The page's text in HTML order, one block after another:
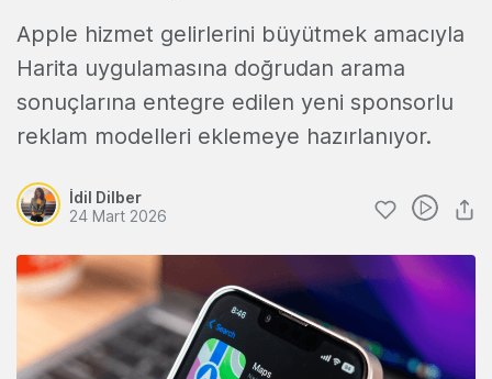
Apple hizmet gelirlerini büyütmek amacıyla
Harita uygulamasına doğrudan arama
sonuçlarına entegre edilen yeni sponsorlu
reklam modelleri eklemeye hazırlanıyor.
İdil Dilber
24 Mart 2026